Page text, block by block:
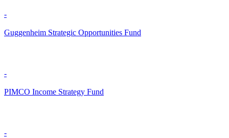
-
Guggenheim Strategic Opportunities Fund
-
PIMCO Income Strategy Fund
-